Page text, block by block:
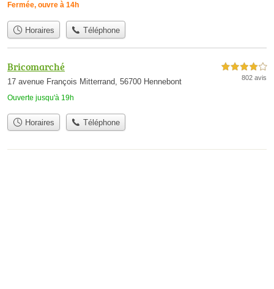
Fermée, ouvre à 14h
Horaires Téléphone
Bricomarché
17 avenue François Mitterrand, 56700 Hennebont
Ouverte jusqu'à 19h
4,0 étoiles sur 5
802 avis
Horaires Téléphone